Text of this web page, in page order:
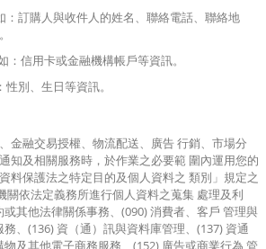
：訂購人與收件人的姓名、聯絡電話、聯絡地
：信用卡或金融機構帳戶等資訊。
別、生日等資訊。
金融交易授權、物流配送、廣告 行銷、市場分
知及相關服務時，於作業之必要範 圍內運用您的
料保護法之特定目的及個人資料之 類別」規定之
關依法定義務所進行個人資料之蒐集 處理及利
其他法律關係事務、(090) 消費者、客戶 管理與
、(136) 資（通）訊與資料庫管理、(137) 資通
及其他電子商務服務、(152) 廣告或商業行為 管